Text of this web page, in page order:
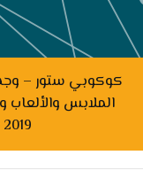
كوكوبي ستور –
الملابس
2019 جميع الحقوق محفوظة.